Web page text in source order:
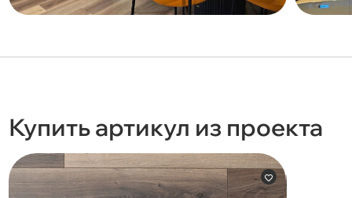
Купить артикул из проекта